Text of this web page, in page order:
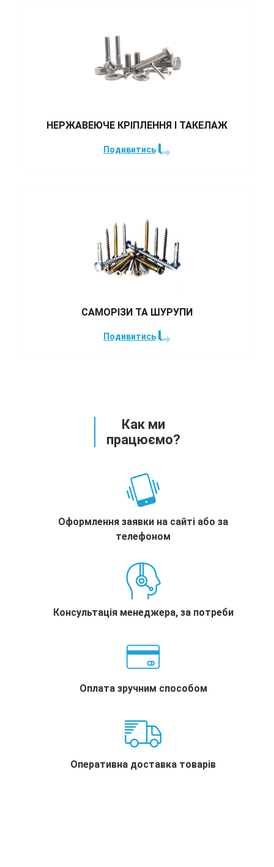
НЕРЖАВЕЮЧЕ КРІПЛЕННЯ І ТАКЕЛАЖ
Подивитись
САМОРІЗИ ТА ШУРУПИ
Подивитись
Как ми
працюємо?
Оформлення заявки на сайті або за
телефоном
Консультація менеджера, за потреби
Оплата зручним способом
Оперативна доставка товарів